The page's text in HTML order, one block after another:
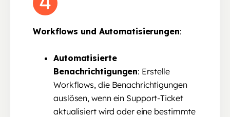
Workflows und Automatisierungen:
Automatisierte
Benachrichtigungen: Erstelle
Workflows, die Benachrichtigungen
auslösen, wenn ein Support-Ticket
aktualisiert wird oder eine bestimmte